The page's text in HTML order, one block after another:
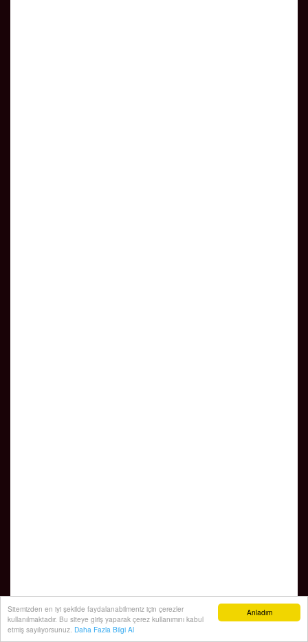
Anladım
Sitemizden en iyi şekilde faydalanabilmeniz için çerezler
kullanılmaktadır. Bu siteye giriş yaparak çerez kullanımını kabul
etmiş sayılıyorsunuz. Daha Fazla Bilgi Al